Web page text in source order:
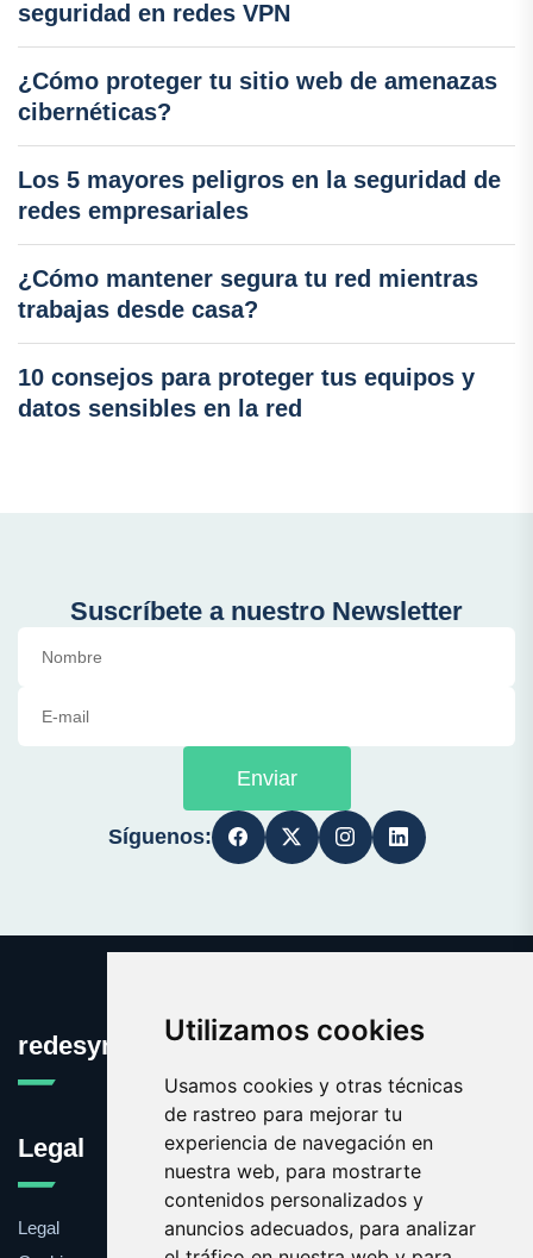
Utilizamos cookies
Usamos cookies y otras técnicas
de rastreo para mejorar tu
experiencia de navegación en
nuestra web, para mostrarte
contenidos personalizados y
anuncios adecuados, para analizar
seguridad en redes VPN
¿Cómo proteger tu sitio web de amenazas
cibernéticas?
Los 5 mayores peligros en la seguridad de
redes empresariales
¿Cómo mantener segura tu red mientras
trabajas desde casa?
10 consejos para proteger tus equipos y
datos sensibles en la red
Suscríbete a nuestro Newsletter
Enviar
Síguenos:
redesymantenimiento.com
Legal
Legal